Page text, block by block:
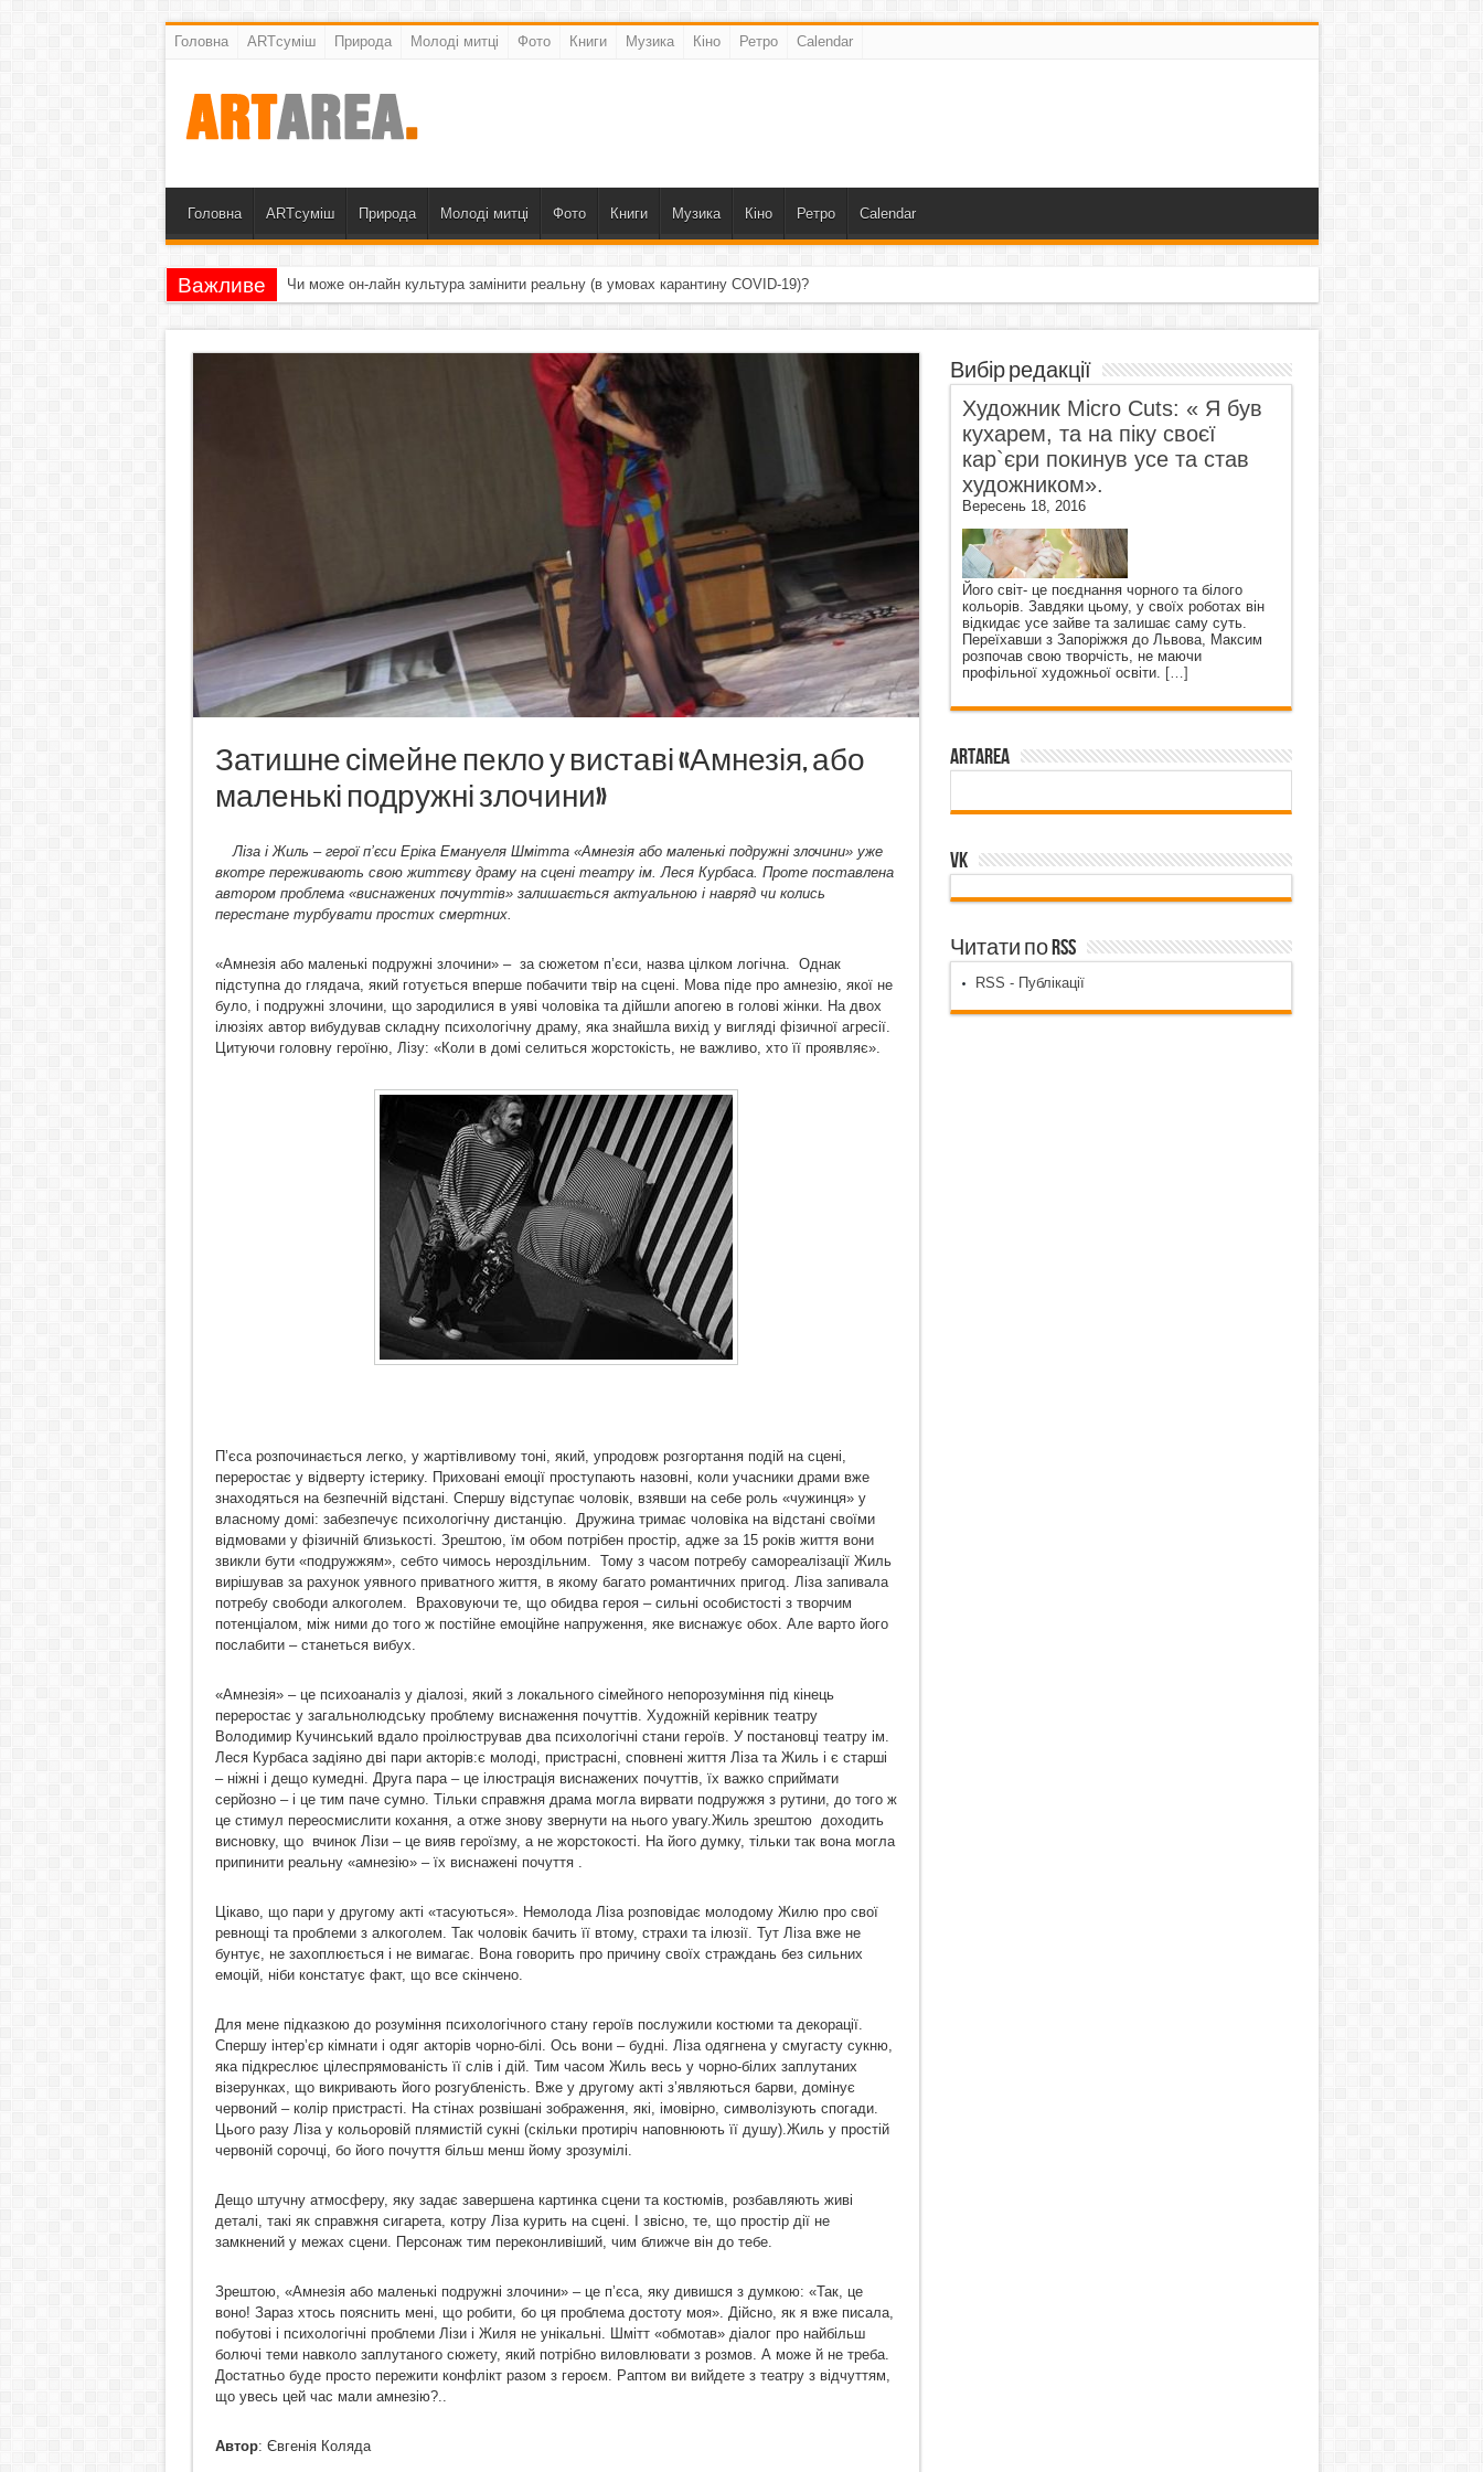
Головна ARTсуміш Природа Молоді митці Фото Книги Музика Кіно Ретро Calendar
Головна ARTсуміш Природа Молоді митці Фото Книги Музика Кіно Ретро Calendar
Важливе Чи може он-лайн культура замінити реальну (в умовах карантину COVID-19)?
Затишне сімейне пекло у виставі «Амнезія, або
маленькі подружні злочини»
Ліза і Жиль – герої п’єси Еріка Емануеля Шмітта «Амнезія або маленькі подружні злочини» уже
вкотре переживають свою життєву драму на сцені театру ім. Леся Курбаса. Проте поставлена
автором проблема «виснажених почуттів» залишається актуальною і навряд чи колись
перестане турбувати простих смертних.
«Амнезія або маленькі подружні злочини» – за сюжетом п’єси, назва цілком логічна. Однак
підступна до глядача, який готується вперше побачити твір на сцені. Мова піде про амнезію, якої не
було, і подружні злочини, що зародилися в уяві чоловіка та дійшли апогею в голові жінки. На двох
ілюзіях автор вибудував складну психологічну драму, яка знайшла вихід у вигляді фізичної агресії.
Цитуючи головну героїню, Лізу: «Коли в домі селиться жорстокість, не важливо, хто її проявляє».
П’єса розпочинається легко, у жартівливому тоні, який, упродовж розгортання подій на сцені,
переростає у відверту істерику. Приховані емоції проступають назовні, коли учасники драми вже
знаходяться на безпечній відстані. Спершу відступає чоловік, взявши на себе роль «чужинця» у
власному домі: забезпечує психологічну дистанцію. Дружина тримає чоловіка на відстані своїми
відмовами у фізичній близькості. Зрештою, їм обом потрібен простір, адже за 15 років життя вони
звикли бути «подружжям», себто чимось нероздільним. Тому з часом потребу самореалізації Жиль
вирішував за рахунок уявного приватного життя, в якому багато романтичних пригод. Ліза запивала
потребу свободи алкоголем. Враховуючи те, що обидва героя – сильні особистості з творчим
потенціалом, між ними до того ж постійне емоційне напруження, яке виснажує обох. Але варто його
послабити – станеться вибух.
«Амнезія» – це психоаналіз у діалозі, який з локального сімейного непорозуміння під кінець
переростає у загальнолюдську проблему виснаження почуттів. Художній керівник театру
Володимир Кучинський вдало проілюстрував два психологічні стани героїв. У постановці театру ім.
Леся Курбаса задіяно дві пари акторів:є молоді, пристрасні, сповнені життя Ліза та Жиль і є старші
– ніжні і дещо кумедні. Друга пара – це ілюстрація виснажених почуттів, їх важко сприймати
серйозно – і це тим паче сумно. Тільки справжня драма могла вирвати подружжя з рутини, до того ж
це стимул переосмислити кохання, а отже знову звернути на нього увагу.Жиль зрештою доходить
висновку, що вчинок Лізи – це вияв героїзму, а не жорстокості. На його думку, тільки так вона могла
припинити реальну «амнезію» – їх виснажені почуття .
Цікаво, що пари у другому акті «тасуються». Немолода Ліза розповідає молодому Жилю про свої
ревнощі та проблеми з алкоголем. Так чоловік бачить її втому, страхи та ілюзії. Тут Ліза вже не
бунтує, не захоплюється і не вимагає. Вона говорить про причину своїх страждань без сильних
емоцій, ніби констатує факт, що все скінчено.
Для мене підказкою до розуміння психологічного стану героїв послужили костюми та декорації.
Спершу інтер’єр кімнати і одяг акторів чорно-білі. Ось вони – будні. Ліза одягнена у смугасту сукню,
яка підкреслює цілеспрямованість її слів і дій. Тим часом Жиль весь у чорно-білих заплутаних
візерунках, що викривають його розгубленість. Вже у другому акті з’являються барви, домінує
червоний – колір пристрасті. На стінах розвішані зображення, які, імовірно, символізують спогади.
Цього разу Ліза у кольоровій плямистій сукні (скільки протиріч наповнюють її душу).Жиль у простій
червоній сорочці, бо його почуття більш менш йому зрозумілі.
Дещо штучну атмосферу, яку задає завершена картинка сцени та костюмів, розбавляють живі
деталі, такі як справжня сигарета, котру Ліза курить на сцені. І звісно, те, що простір дії не
замкнений у межах сцени. Персонаж тим переконливіший, чим ближче він до тебе.
Зрештою, «Амнезія або маленькі подружні злочини» – це п’єса, яку дивишся з думкою: «Так, це
воно! Зараз хтось пояснить мені, що робити, бо ця проблема достоту моя». Дійсно, як я вже писала,
побутові і психологічні проблеми Лізи і Жиля не унікальні. Шмітт «обмотав» діалог про найбільш
болючі теми навколо заплутаного сюжету, який потрібно виловлювати з розмов. А може й не треба.
Достатньо буде просто пережити конфлікт разом з героєм. Раптом ви вийдете з театру з відчуттям,
що увесь цей час мали амнезію?..
Автор: Євгенія Коляда
Вибір редакції
Художник Micro Cuts: « Я був
кухарем, та на піку своєї
кар`єри покинув усе та став
художником».
Вересень 18, 2016
Його світ- це поєднання чорного та білого
кольорів. Завдяки цьому, у своїх роботах він
відкидає усе зайве та залишає саму суть.
Переїхавши з Запоріжжя до Львова, Максим
розпочав свою творчість, не маючи
профільної художньої освіти. […]
ArtArea
VK
Читати по RSS
RSS - Публікації